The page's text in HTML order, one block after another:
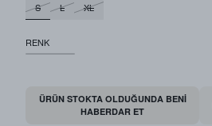
S
L XL
RENK
ÜRÜN STOKTA OLDUĞUNDA BENI
HABERDAR ET